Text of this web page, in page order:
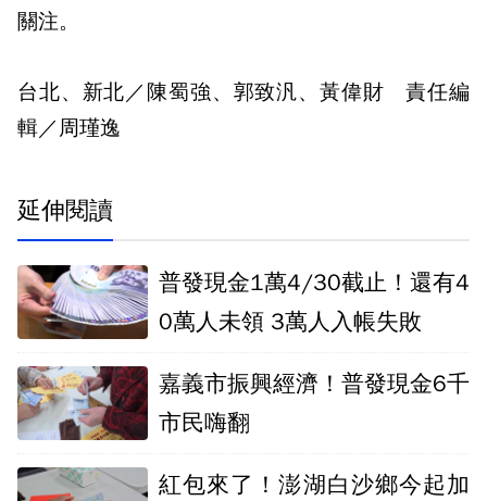
關注。
台北、新北／陳蜀強、郭致汎、黃偉財 責任編
輯／周瑾逸
延伸閱讀
普發現金1萬4/30截止！還有4
0萬人未領 3萬人入帳失敗
嘉義市振興經濟！普發現金6千
市民嗨翻
紅包來了！澎湖白沙鄉今起加